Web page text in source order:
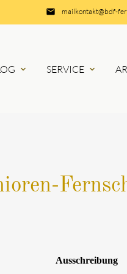
email mailkontakt@bdf-
expand_more SERVICE expand_more
Ausschreibung